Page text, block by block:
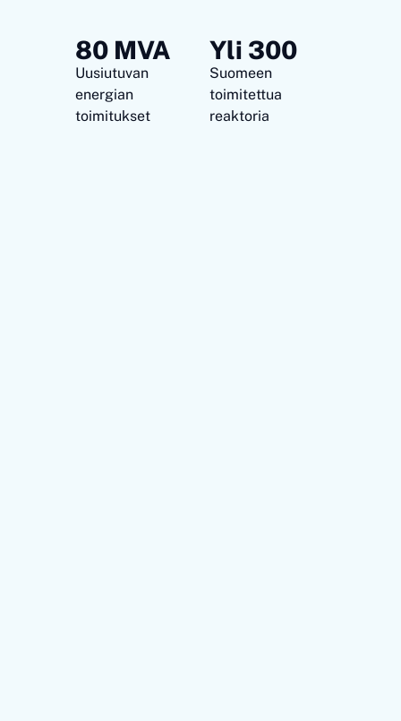
80 MVA
Uusiutuvan
energian
toimitukset
Yli 300
Suomeen
toimitettua
reaktoria